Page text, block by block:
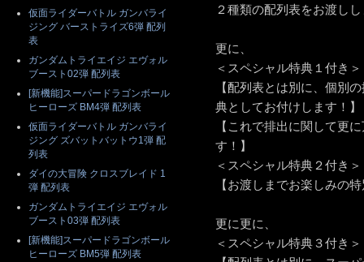
２種類の配列表をお渡し
更に、
＜スペシャル特典１付き＞
【配列表とは別に、個別
典としてお付けします！】
【これで排出に関して更
す！】
＜スペシャル特典２付き＞
【お渡しまでお楽しみの
更に更に、
＜スペシャル特典３付き＞
仮面ライダーバトル ガンバライ
ジング バーストライズ6弾 配列
表
ガンダムトライエイジ エヴォル
ブースト02弾 配列表
[新機能]スーパードラゴンボール
ヒーローズ BM4弾 配列表
仮面ライダーバトル ガンバライ
ジング ズバットバットウ1弾 配
列表
ダイの大冒険 クロスブレイド 1
弾 配列表
ガンダムトライエイジ エヴォル
ブースト03弾 配列表
[新機能]スーパードラゴンボール
ヒーローズ BM5弾 配列表